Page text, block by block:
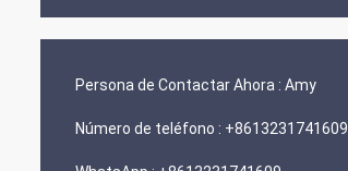
Persona de Contactar Ahora : Amy
Número de teléfono : +8613231741609